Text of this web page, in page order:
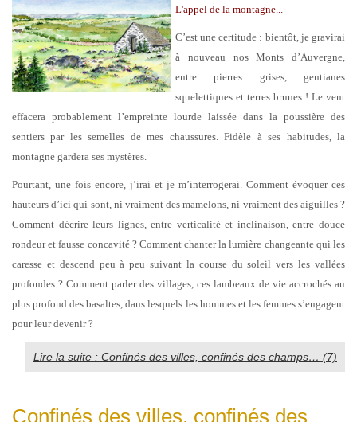
L'appel de la montagne...
C’est une certitude : bientôt, je gravirai
à nouveau nos Monts d’Auvergne,
entre pierres grises, gentianes
squelettiques et terres brunes ! Le vent
effacera probablement l’empreinte lourde laissée dans la poussière des
sentiers par les semelles de mes chaussures. Fidèle à ses habitudes, la
montagne gardera ses mystères.
Pourtant, une fois encore, j’irai et je m’interrogerai. Comment évoquer ces
hauteurs d’ici qui sont, ni vraiment des mamelons, ni vraiment des aiguilles ?
Comment décrire leurs lignes, entre verticalité et inclinaison, entre douce
rondeur et fausse concavité ? Comment chanter la lumière changeante qui les
caresse et descend peu à peu suivant la course du soleil vers les vallées
profondes ? Comment parler des villages, ces lambeaux de vie accrochés au
plus profond des basaltes, dans lesquels les hommes et les femmes s’engagent
pour leur devenir ?
Lire la suite : Confinés des villes, confinés des champs… (7)
Confinés des villes, confinés des